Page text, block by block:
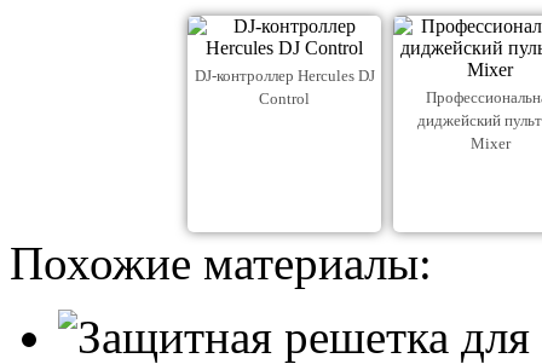
DJ-контроллер Hercules DJ
Control
диджейский
Mixer
Похожие материалы: